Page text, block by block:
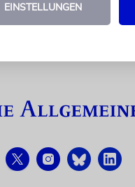
EINSTELLUNGEN